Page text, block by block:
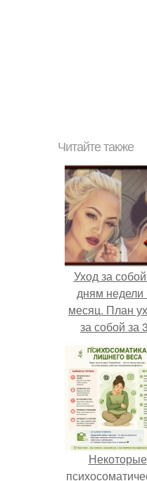
Читайте также
Уход за
дням недели
месяц. План
за собой за
минут на
Некоторые